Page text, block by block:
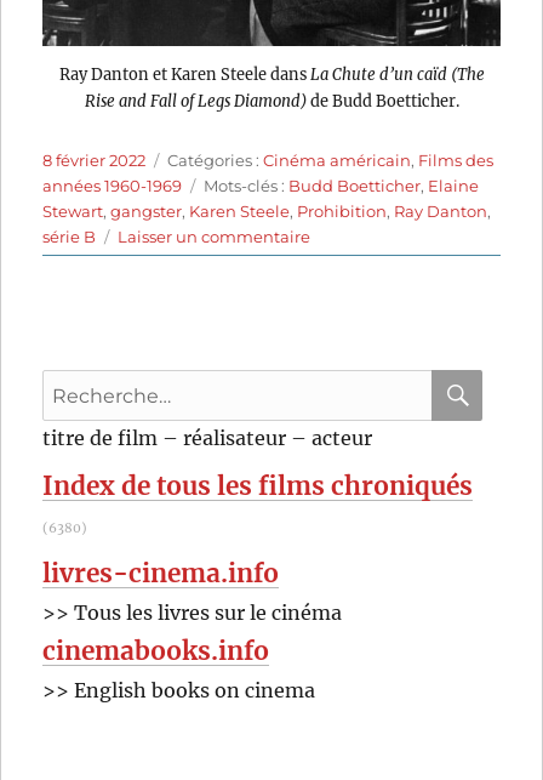
Ray Danton et Karen Steele dans La Chute d’un caïd (The
Rise and Fall of Legs Diamond)de Budd Boetticher.
Publié
le
8 février 2022 Catégories
Catégories :Cinéma américain, Films des
années 1960-1969
Étiquettes
Mots-clés : Budd Boetticher, Elaine
Stewart,gangster, Karen Steele, Prohibition, Ray Danton,
série B
Laisser un commentairesur
La
Boetticher
Recherche
pour
:
titre de film – réalisateur – acteur
Index de tous les films chroniqués
(6380)
livres-cinema.info
>> Tous les livres sur le cinéma
cinemabooks.info
>> English books on cinema